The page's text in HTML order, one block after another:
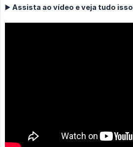
▶️ Assista ao vídeo e veja tudo